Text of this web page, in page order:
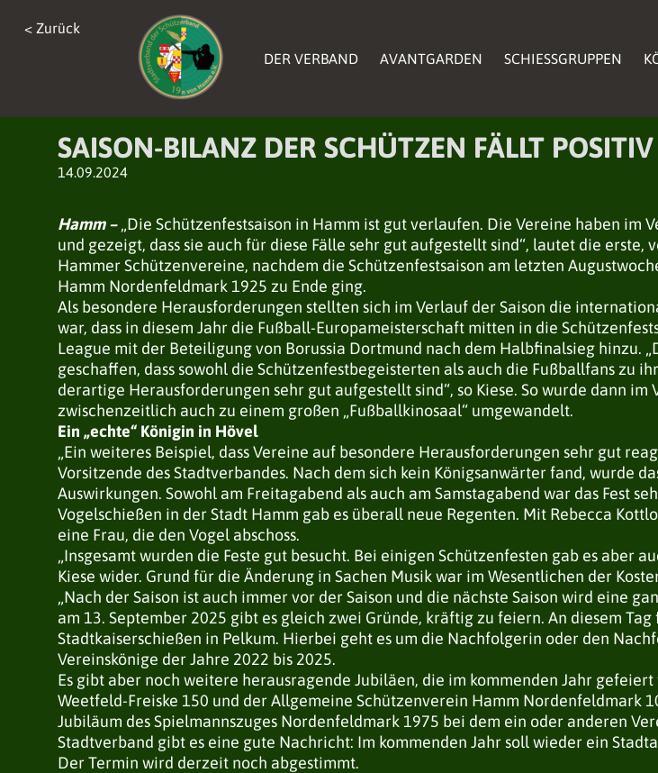
DER VERBAND AVANTGARDEN SCHIESSGRUPPEN
< Zurück
DER VERBAND
AVANTGARDEN SCHIESSGRUPPEN
< Zurück
DER VERBAND
AVANTGARDEN SCHIESSGRUPPEN
< Zurück
SAISON-BILANZ DER SCHÜTZEN FÄLLT
14.09.2024
Hamm – „Die Schützenfestsaison in Hamm ist gut verlaufen. Die Vereine haben
und gezeigt, dass sie auch für diese Fälle sehr gut aufgestellt sind“, lautet die
Hammer Schützenvereine, nachdem die Schützenfestsaison am letzten
Hamm Nordenfeldmark 1925 zu Ende ging.
Als besondere Herausforderungen stellten sich im Verlauf der Saison die
war, dass in diesem Jahr die Fußball-Europameisterschaft mitten in die
League mit der Beteiligung von Borussia Dortmund nach dem Halbfinalsieg hinzu.
geschaffen, dass sowohl die Schützenfestbegeisterten als auch die Fußballfans zu
derartige Herausforderungen sehr gut aufgestellt sind“, so Kiese. So wurde dann
zwischenzeitlich auch zu einem großen „Fußballkinosaal“ umgewandelt.
Ein „echte“ Königin in Hövel
„Ein weiteres Beispiel, dass Vereine auf besondere Herausforderungen sehr gut
Vorsitzende des Stadtverbandes. Nach dem sich kein Königsanwärter fand, wurde
Auswirkungen. Sowohl am Freitagabend als auch am Samstagabend war das Fest
Vogelschießen in der Stadt Hamm gab es überall neue Regenten. Mit Rebecca
eine Frau, die den Vogel abschoss.
„Insgesamt wurden die Feste gut besucht. Bei einigen Schützenfesten gab es aber
Kiese wider. Grund für die Änderung in Sachen Musik war im Wesentlichen der
„Nach der Saison ist auch immer vor der Saison und die nächste Saison wird eine
am 13. September 2025 gibt es gleich zwei Gründe, kräftig zu feiern. An diesem
Stadtkaiserschießen in Pelkum. Hierbei geht es um die Nachfolgerin oder den
Vereinskönige der Jahre 2022 bis 2025.
Es gibt aber noch weitere herausragende Jubiläen, die im kommenden Jahr
Weetfeld-Freiske 150 und der Allgemeine Schützenverein Hamm Nordenfeldmark
Jubiläum des Spielmannszuges Nordenfeldmark 1975 bei dem ein oder anderen
Stadtverband gibt es eine gute Nachricht: Im kommenden Jahr soll wieder ein
Der Termin wird derzeit noch abgestimmt.